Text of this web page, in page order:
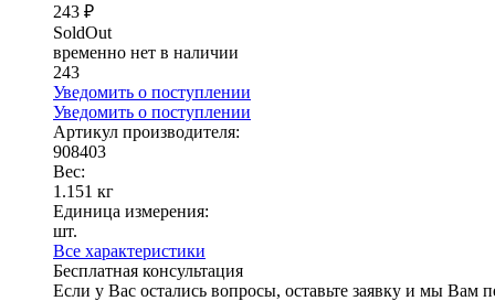
243 ₽
SoldOut
временно нет в наличии
243
Уведомить о поступлении
Уведомить о поступлении
Артикул производителя:
908403
Вес:
1.151 кг
Единица измерения:
шт.
Все характеристики
Бесплатная консультация
Если у Вас остались вопросы, оставьте заявку и мы Вам